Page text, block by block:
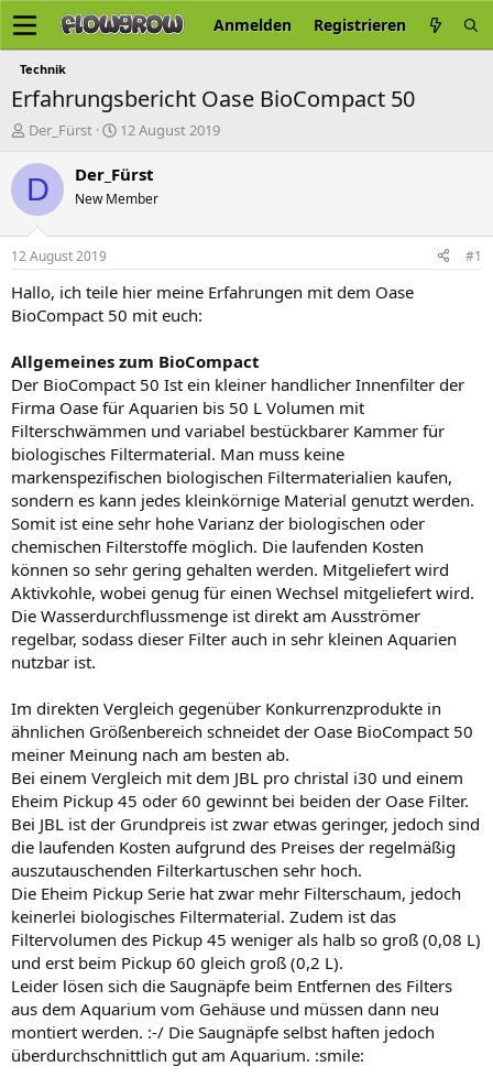
Anmelden Registrieren
Technik
Erfahrungsbericht Oase BioCompact 50
E
s
e
r
Der_Fürst
E
s
e
t
a
m
12 August 2019
D Der_Fürst
New Member
12 August 2019 #1
Hallo, ich teile hier meine Erfahrungen mit dem Oase
BioCompact 50 mit euch:
Allgemeines zum BioCompact
Der BioCompact 50 Ist ein kleiner handlicher Innenfilter der
Firma Oase für Aquarien bis 50 L Volumen mit
Filterschwämmen und variabel bestückbarer Kammer für
biologisches Filtermaterial. Man muss keine
markenspezifischen biologischen Filtermaterialien kaufen,
sondern es kann jedes kleinkörnige Material genutzt werden.
Somit ist eine sehr hohe Varianz der biologischen oder
chemischen Filterstoffe möglich. Die laufenden Kosten
können so sehr gering gehalten werden. Mitgeliefert wird
Aktivkohle, wobei genug für einen Wechsel mitgeliefert wird.
Die Wasserdurchflussmenge ist direkt am Ausströmer
regelbar, sodass dieser Filter auch in sehr kleinen Aquarien
nutzbar ist.
Im direkten Vergleich gegenüber Konkurrenzprodukte in
ähnlichen Größenbereich schneidet der Oase BioCompact 50
meiner Meinung nach am besten ab.
Bei einem Vergleich mit dem JBL pro christal i30 und einem
Eheim Pickup 45 oder 60 gewinnt bei beiden der Oase Filter.
Bei JBL ist der Grundpreis ist zwar etwas geringer, jedoch sind
die laufenden Kosten aufgrund des Preises der regelmäßig
auszutauschenden Filterkartuschen sehr hoch.
Die Eheim Pickup Serie hat zwar mehr Filterschaum, jedoch
keinerlei biologisches Filtermaterial. Zudem ist das
Filtervolumen des Pickup 45 weniger als halb so groß (0,08 L)
und erst beim Pickup 60 gleich groß (0,2 L).
Leider lösen sich die Saugnäpfe beim Entfernen des Filters
aus dem Aquarium vom Gehäuse und müssen dann neu
montiert werden. :-/ Die Saugnäpfe selbst haften jedoch
überdurchschnittlich gut am Aquarium. :smile: